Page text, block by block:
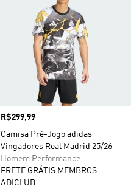
Preço
R$299,99
Camisa Pré-Jogo adidas
Vingadores Real Madrid 25/26
Homem Performance
FRETE GRÁTIS MEMBROS
ADICLUB